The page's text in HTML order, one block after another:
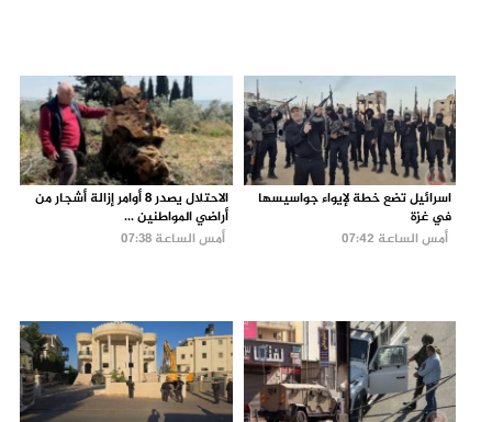
اسرائيل تضع خطة لإيواء جواسيسها
في غزة
أمس الساعة 07:42
الاحتلال يصدر 8 أوامر إزالة أشجار من
أراضي المواطنين ...
أمس الساعة 07:38